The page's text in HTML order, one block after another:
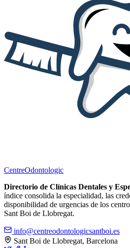
CentreOdontologic
Directorio de Clínicas Dentales y
índice consolida la especialidad, las
disponibilidad de urgencias de los
Sant Boi de Llobregat.
info@centreodontologicsantboi.es
Sant Boi de Llobregat, Barcelona